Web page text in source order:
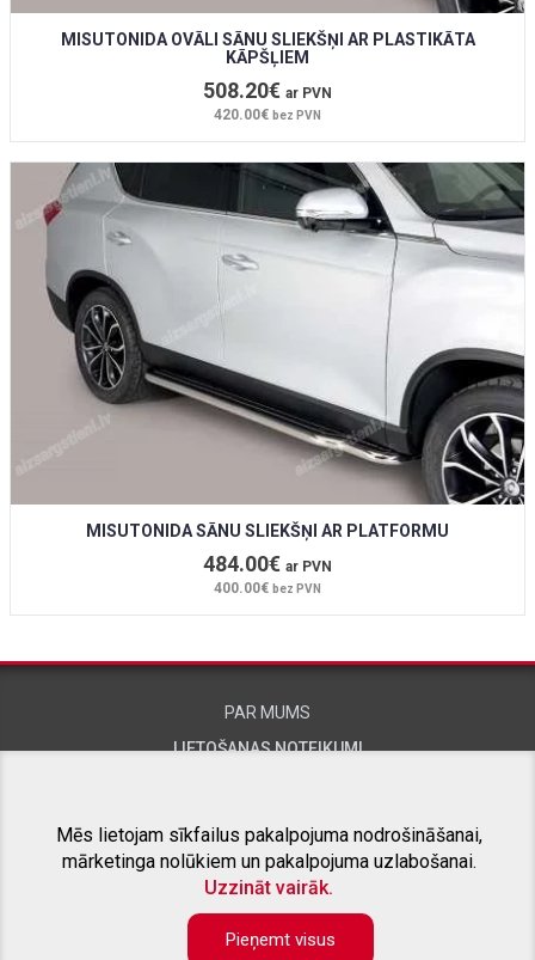
MISUTONIDA OVĀLI SĀNU SLIEKŠŅI AR PLASTIKĀTA
KĀPŠĻIEM
508.20€ ar PVN
420.00€ bez PVN
MISUTONIDA SĀNU SLIEKŠŅI AR PLATFORMU
484.00€ ar PVN
400.00€ bez PVN
PAR MUMS
LIETOŠANAS NOTEIKUMI
SAISTĪTIE PROJEKTI
Mēs lietojam sīkfailus pakalpojuma nodrošināšanai,
mārketinga nolūkiem un pakalpojuma uzlabošanai.
Uzzināt vairāk.
Pieņemt visus